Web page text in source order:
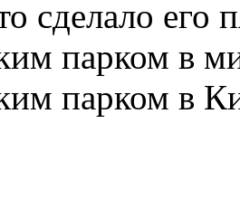
сделало
парком в
парком в